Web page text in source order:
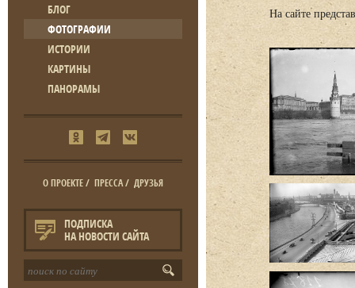
БЛОГ
ФОТОГРАФИИ
ИСТОРИИ
КАРТИНЫ
ПАНОРАМЫ
О ПРОЕКТЕ/ ПРЕССА/ ДРУЗЬЯ
ПОДПИСКА
НА НОВОСТИ САЙТА
На сайте